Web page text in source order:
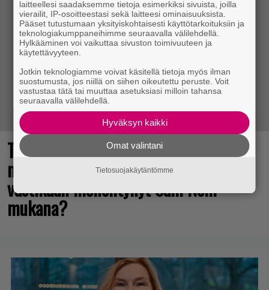
The Legend of Zelda -elokuvan
näyttelijöistä huhuillaan ahkerasti –
vastikään menehtynyt Sam Neill
mukana?
laitteellesi saadaksemme tietoja esimerkiksi sivuista, joilla
vierailit, IP-osoitteestasi sekä laitteesi ominaisuuksista.
Pääset tutustumaan yksityiskohtaisesti käyttötarkoituksiin ja
teknologiakumppaneihimme seuraavalla välilehdellä.
Hylkääminen voi vaikuttaa sivuston toimivuuteen ja
käytettävyyteen.
Jotkin teknologiamme voivat käsitellä tietoja myös ilman
suostumusta, jos niillä on siihen oikeutettu peruste. Voit
vastustaa tätä tai muuttaa asetuksiasi milloin tahansa
seuraavalla välilehdellä.
Hyväksyn kaikki
Omat valintani
Tietosuojakäytäntömme